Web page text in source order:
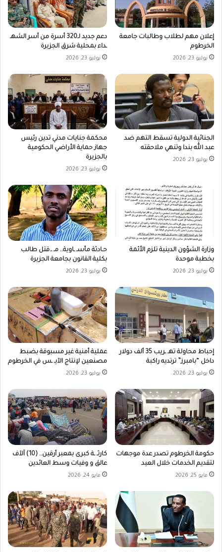
إعلان مهم لطلاب وطالبات جامعة
الخرطوم
يوليو 23, 2026
دعم جديد لـ320 أسرة من أسر الشهـ
ـداء بمحلية شرق الجزيرة
يوليو 23, 2026
الجنائية الدولية تسقط التهم ضد
عبد الله بندا وتنهي ملاحقته
يوليو 23, 2026
محكمة جنايات مدني تدين رئيس
جهاز حماية الأراضي الحكومية
بالجزيرة
يوليو 23, 2026
وزارة الشؤون الدينية تلزم الأئمة
بخطبة موحدة
يوليو 23, 2026
حـادثة مأسـ ـاوية.. مـ ـ.قتل طالب
بكلية القانون بجامعة الجزيرة
يوليو 23, 2026
إحباط محاولة تهـ ـريب 35 ألف دولار
داخل “بامبرز” ترتديه راكبة
يوليو 23, 2026
عملية أمنية غير مسبوقة بضبط
مصنعين لإنتاج الآيـ ـس في الخرطوم
يوليو 23, 2026
حكومة الخرطوم تصدر عدة موجهات
لتقديم الخدمات خلال العيد
مايو 25, 2026
كارثـ ـة كبرى بمعبر أرقين.. (10) آلآف
عالق و وفيات وسط العائدين
مايو 24, 2026